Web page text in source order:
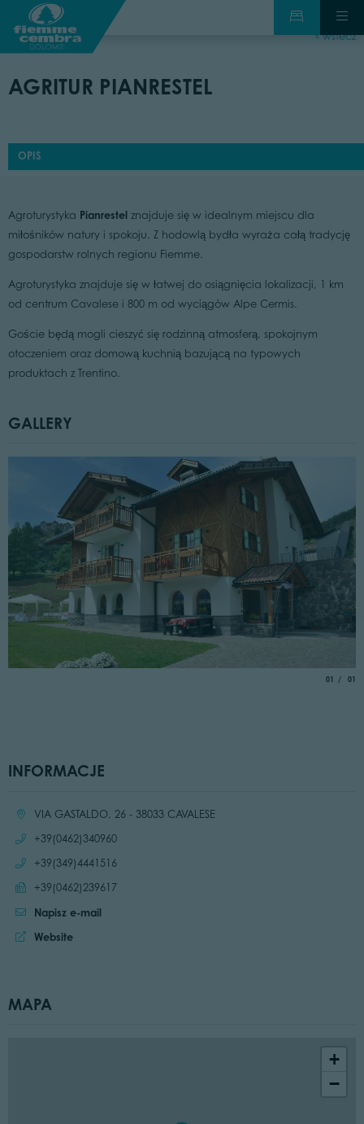
wstecz
AGRITUR PIANRESTEL
OPIS
Agroturystyka Pianrestel znajduje się w idealnym miejscu dla
miłośników natury i spokoju. Z hodowlą bydła wyraża całą tradycję
gospodarstw rolnych regionu Fiemme.
Agroturystyka znajduje się w łatwej do osiągnięcia lokalizacji, 1 km
od centrum Cavalese i 800 m od wyciągów Alpe Cermis.
Goście będą mogli cieszyć się rodzinną atmosferą, spokojnym
otoczeniem oraz domową kuchnią bazującą na typowych
produktach z Trentino.
GALLERY
01 of
01
INFORMACJE
Location:VIA GASTALDO, 26 - 38033 CAVALESE
Call:
+39(0462)340960
Call:
+39(349)4441516
Send fax:
+39(0462)239617
Napisz e-mail
Website:
Website
MAPA
+
−